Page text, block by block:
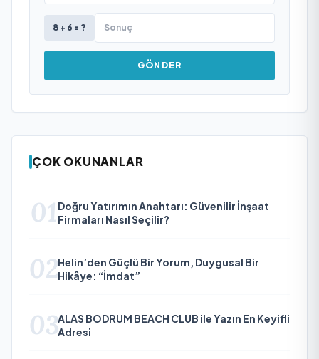
8 + 6 = ?
GÖNDER
ÇOK OKUNANLAR
01 Doğru Yatırımın Anahtarı: Güvenilir İnşaat
Firmaları Nasıl Seçilir?
02Helin’den Güçlü Bir Yorum, Duygusal Bir
Hikâye: “İmdat”
03ALAS BODRUM BEACH CLUB ile Yazın En Keyifli
Adresi